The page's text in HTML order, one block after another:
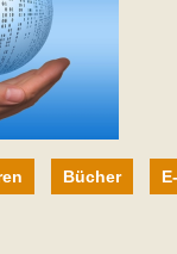
Bücher